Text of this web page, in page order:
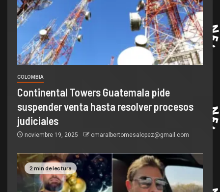
COLOMBIA
Continental Towers Guatemala pide
suspender venta hasta resolver procesos
judiciales
noviembre 19, 2025 omaralbertomesalopez@gmail.com
2 min de lectura